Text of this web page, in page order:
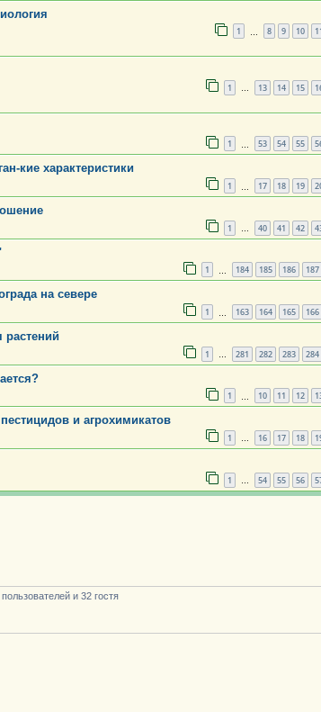
1 8 9 10
1 … 13 14 15
1 53 54 55
кие характеристики
1 17 18 19
1 … 40 41 42
1 184 185 186 187
на севере
1 163 164 165 166
1 … 281 282 283 284
1 10 11 12
и агрохимикатов
1 … 16 17 18
1 … 54 55 56
и 32 гостя